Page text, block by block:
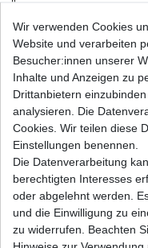
empfiehlttommotec
super verstärkte
statt
Höhere
besseres
und damit Sie
Teilung:
Wir verwenden Cookies
Website und verarbeiten
Besucher:innen unserer
Inhalte und Anzeigen zu
Drittanbietern
analysieren. Die
Cookies. Wir teilen diese
Einstellungen benennen.
Die Datenverarbeitung
berechtigten Interesses
oder abgelehnt werden.
und die Einwilligung zu
zu widerrufen. Beachten